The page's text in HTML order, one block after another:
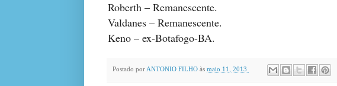
Roberth – Remanescente.
Valdanes – Remanescente.
Keno – ex-Botafogo-BA.
Postado por ANTONIO FILHO às maio 11, 2013